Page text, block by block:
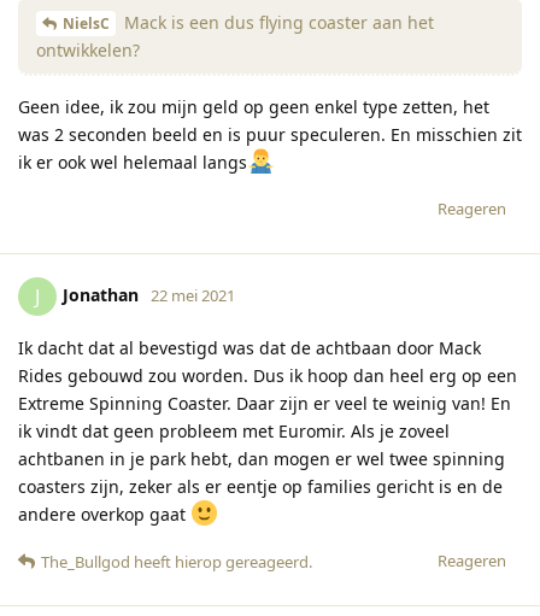
NielsC
Mack is een dus flying coaster aan het
ontwikkelen?
Geen idee, ik zou mijn geld op geen enkel type zetten, het
was 2 seconden beeld en is puur speculeren. En misschien zit
ik er ook wel helemaal langs
Reageren
J Jonathan 22 mei 2021
Ik dacht dat al bevestigd was dat de achtbaan door Mack
Rides gebouwd zou worden. Dus ik hoop dan heel erg op een
Extreme Spinning Coaster. Daar zijn er veel te weinig van! En
ik vindt dat geen probleem met Euromir. Als je zoveel
achtbanen in je park hebt, dan mogen er wel twee spinning
coasters zijn, zeker als er eentje op families gericht is en de
andere overkop gaat
Reageren
The_Bullgod heeft hierop gereageerd.